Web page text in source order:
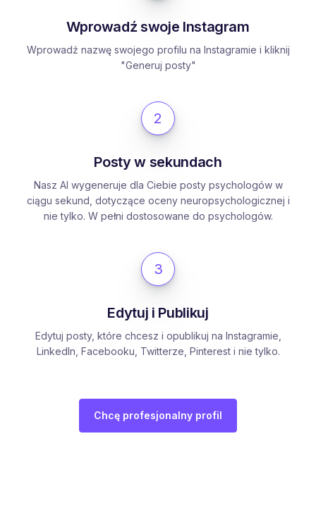
Wprowadź swoje Instagram
Wprowadź nazwę swojego profilu na Instagramie i kliknij
"Generuj posty"
2
Posty w sekundach
Nasz AI wygeneruje dla Ciebie posty psychologów w
ciągu sekund, dotyczące oceny neuropsychologicznej i
nie tylko. W pełni dostosowane do psychologów.
3
Edytuj i Publikuj
Edytuj posty, które chcesz i opublikuj na Instagramie,
LinkedIn, Facebooku, Twitterze, Pinterest i nie tylko.
Chcę profesjonalny profil